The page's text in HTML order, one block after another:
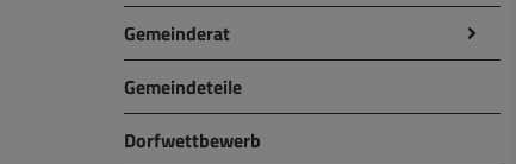
Gemeinderat
Gemeindeteile
Dorfwettbewerb